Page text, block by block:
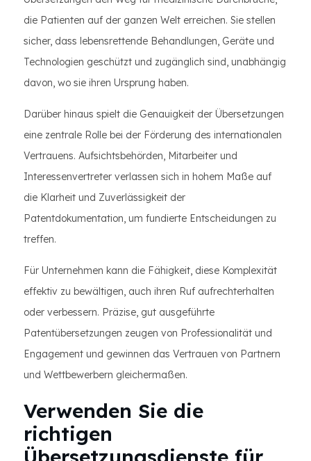
die Patienten auf der ganzen Welt erreichen. Sie stellen
sicher, dass lebensrettende Behandlungen, Geräte und
Technologien geschützt und zugänglich sind, unabhängig
davon, wo sie ihren Ursprung haben.
Darüber hinaus spielt die Genauigkeit der Übersetzungen
eine zentrale Rolle bei der Förderung des internationalen
Vertrauens. Aufsichtsbehörden, Mitarbeiter und
Interessenvertreter verlassen sich in hohem Maße auf
die Klarheit und Zuverlässigkeit der
Patentdokumentation, um fundierte Entscheidungen zu
treffen.
Für Unternehmen kann die Fähigkeit, diese Komplexität
effektiv zu bewältigen, auch ihren Ruf aufrechterhalten
oder verbessern. Präzise, gut ausgeführte
Patentübersetzungen zeugen von Professionalität und
Engagement und gewinnen das Vertrauen von Partnern
und Wettbewerbern gleichermaßen.
Verwenden Sie die
richtigen